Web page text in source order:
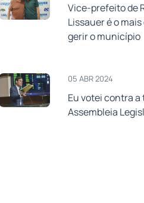
Vice-prefeito de
Lissauer é o
gerir o município
05 ABR 2024
Eu votei contra a
Assembleia